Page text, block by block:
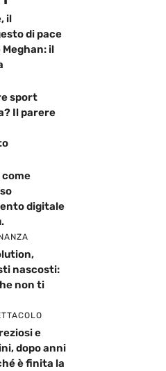
il
di pace
il
sport
Il parere
come
digitale
nascosti:
non ti
e
dopo anni
è finita la